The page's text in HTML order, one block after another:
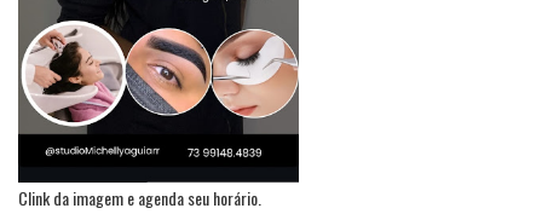
Clink da imagem e agenda seu horário.